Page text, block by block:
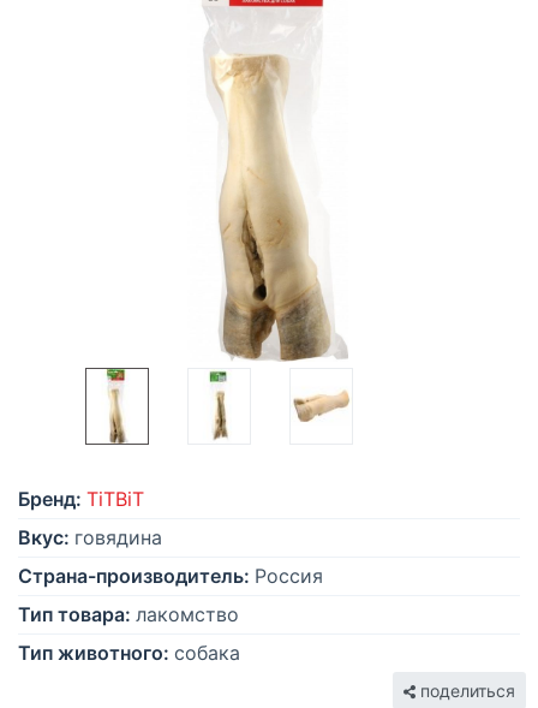
Бренд: TiTBiT
Вкус: говядина
Страна-производитель: Россия
Тип товара: лакомство
Тип животного: собака
поделиться